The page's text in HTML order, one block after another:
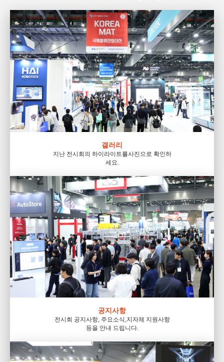
갤러리
지난 전시회의 하이라이트를사진으로 확인하
세요.
공지사항
전시회 공지사항, 주요소식,지자체 지원사항
등을 안내 드립니다.